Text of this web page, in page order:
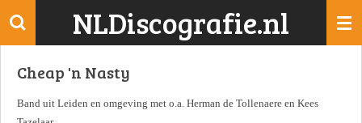
Ga
de
NLDiscografie.nl
Cheap 'n Nasty
Band uit Leiden en omgeving met o.a. Herman de Tollenaere en Kees